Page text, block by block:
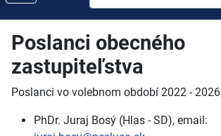
Poslanci obecného
zastupiteľstva
Poslanci vo volebnom období 2022 - 2026
PhDr. Juraj Bosý (Hlas - SD), email: